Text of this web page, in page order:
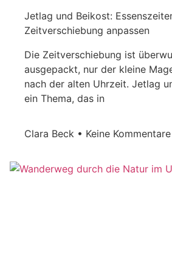
Jetlag und Beikost:
Zeitverschiebung anpassen
Die Zeitverschiebung ist
ausgepackt, nur der kleine
nach der alten Uhrzeit. Jetlag
ein Thema, das in
Clara Beck Keine Kommentare